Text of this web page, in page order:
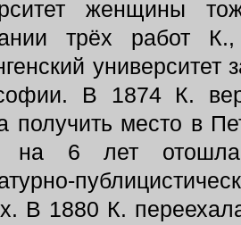
женщины
трёх работ
В 1874 К.
получить место в
на 6 лет отошла
В 1880 К.